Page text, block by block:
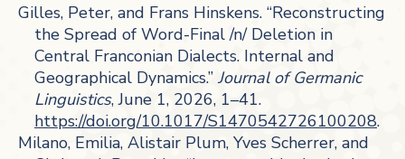
Gilles, Peter, and Frans Hinskens. “Reconstructing
the Spread of Word-Final /n/ Deletion in
Central Franconian Dialects. Internal and
Geographical Dynamics.” Journal of Germanic
Linguistics, June 1, 2026, 1–41.
https://doi.org/10.1017/S1470542726100208.
Milano, Emilia, Alistair Plum, Yves Scherrer, and